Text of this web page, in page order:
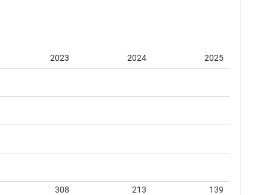
2023 2024
2025
308 213 139